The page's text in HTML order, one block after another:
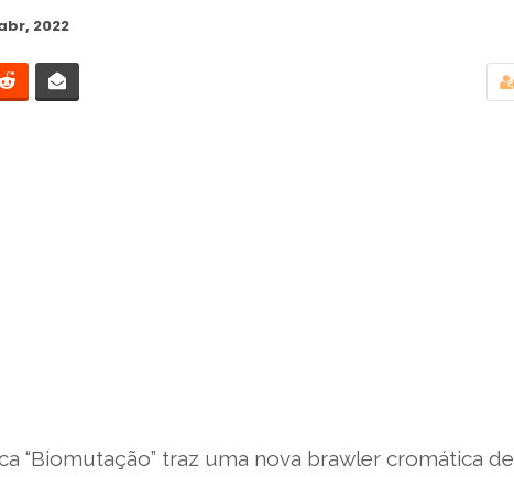
2022
“Biomutação” traz uma nova brawler cromática de